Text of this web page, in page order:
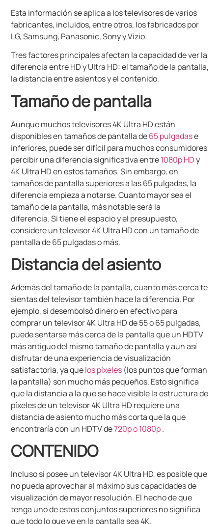
Esta información se aplica a los televisores de varios
fabricantes, incluidos, entre otros, los fabricados por
LG, Samsung, Panasonic, Sony y Vizio.
Tres factores principales afectan la capacidad de ver la
diferencia entre HD y Ultra HD: el tamaño de la pantalla,
la distancia entre asientos y el contenido.
Tamaño de pantalla
Aunque muchos televisores 4K Ultra HD están
disponibles en tamaños de pantalla de65 pulgadase
inferiores, puede ser difícil para muchos consumidores
percibir una diferencia significativa entre1080p HD y
4K Ultra HD en estos tamaños. Sin embargo, en
tamaños de pantalla superiores a las 65 pulgadas, la
diferencia empieza a notarse. Cuanto mayor sea el
tamaño de la pantalla, más notable será la
diferencia. Si tiene el espacio y el presupuesto,
considere un televisor 4K Ultra HD con un tamaño de
pantalla de 65 pulgadas o más.
Distancia del asiento
Además del tamaño de la pantalla, cuanto más cerca te
sientas del televisor también hace la diferencia. Por
ejemplo, si desembolsó dinero en efectivo para
comprar un televisor 4K Ultra HD de 55 o 65 pulgadas,
puede sentarse más cerca de la pantalla que un HDTV
más antiguo del mismo tamaño de pantalla y aun así
disfrutar de una experiencia de visualización
satisfactoria, ya quelos píxeles (los puntos que forman
la pantalla) son mucho más pequeños. Esto significa
que la distancia a la que se hace visible la estructura de
píxeles de un televisor 4K Ultra HD requiere una
distancia de asiento mucho más corta que la que
encontraría con un HDTV de720p o 1080p.
CONTENIDO
Incluso si posee un televisor 4K Ultra HD, es posible que
no pueda aprovechar al máximo sus capacidades de
visualización de mayor resolución. El hecho de que
tenga uno de estos conjuntos superiores no significa
que todo lo que ve en la pantalla sea 4K.